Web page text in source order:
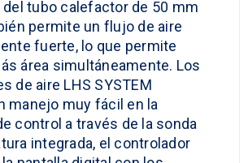
del tubo calefactor de 50 mm
permite un flujo de aire
fuerte, lo que permite
área simultáneamente. Los
de aire LHS SYSTEM
manejo muy fácil en la
control a través de la sonda
integrada, el controlador